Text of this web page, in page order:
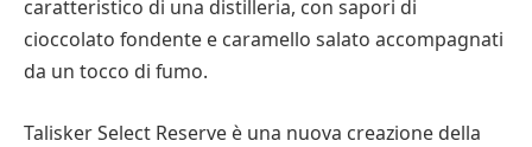
caratteristico di una distilleria, con sapori di
cioccolato fondente e caramello salato accompagnati
da un tocco di fumo.
Talisker Select Reserve è una nuova creazione della